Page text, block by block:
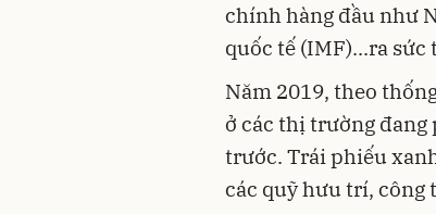
chính hàng đầu như
quốc tế (IMF)...ra
Năm 2019, theo
ở các thị trường đang
trước. Trái phiếu
các quỹ hưu trí, công